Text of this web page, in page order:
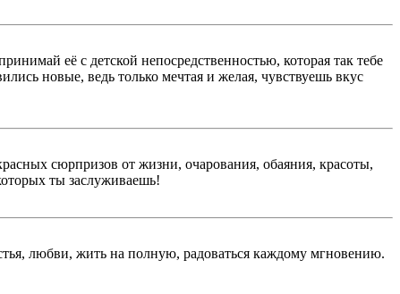
её с детской непосредственностью, которая так тебе
новые, ведь только мечтая и желая, чувствуешь вкус
сюрпризов от жизни, очарования, обаяния, красоты,
ты заслуживаешь!
любви, жить на полную, радоваться каждому мгновению.